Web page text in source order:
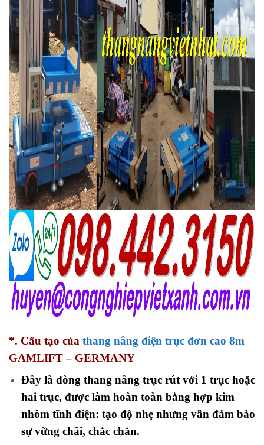
*. Cấu tạo của thang nâng điện trục đơn cao 8m
GAMLIFT – GERMANY
Đây là dòng thang nâng trục rút với 1 trục hoặc
hai trục, được làm hoàn toàn bằng hợp kim
nhôm tĩnh điện: tạo độ nhẹ nhưng vẫn đảm bảo
sự vững chãi, chắc chắn.